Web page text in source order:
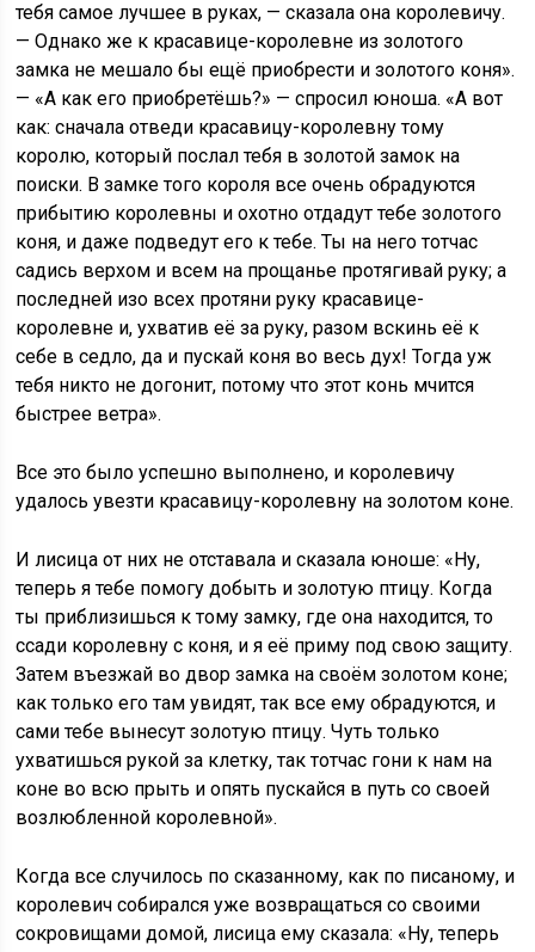
тебя самое лучшее в руках, — сказала она королевичу.
— Однако же к красавице-королевне из золотого
замка не мешало бы ещё приобрести и золотого коня».
— «А как его приобретёшь?» — спросил юноша. «А вот
как: сначала отведи красавицу-королевну тому
королю, который послал тебя в золотой замок на
поиски. В замке того короля все очень обрадуются
прибытию королевны и охотно отдадут тебе золотого
коня, и даже подведут его к тебе. Ты на него тотчас
садись верхом и всем на прощанье протягивай руку; а
последней изо всех протяни руку красавице-
королевне и, ухватив её за руку, разом вскинь её к
себе в седло, да и пускай коня во весь дух! Тогда уж
тебя никто не догонит, потому что этот конь мчится
быстрее ветра».
Все это было успешно выполнено, и королевичу
удалось увезти красавицу-королевну на золотом коне.
И лисица от них не отставала и сказала юноше: «Ну,
теперь я тебе помогу добыть и золотую птицу. Когда
ты приблизишься к тому замку, где она находится, то
ссади королевну с коня, и я её приму под свою защиту.
Затем въезжай во двор замка на своём золотом коне;
как только его там увидят, так все ему обрадуются, и
сами тебе вынесут золотую птицу. Чуть только
ухватишься рукой за клетку, так тотчас гони к нам на
коне во всю прыть и опять пускайся в путь со своей
возлюбленной королевной».
Когда все случилось по сказанному, как по писаному, и
королевич собирался уже возвращаться со своими
сокровищами домой, лисица ему сказала: «Ну, теперь